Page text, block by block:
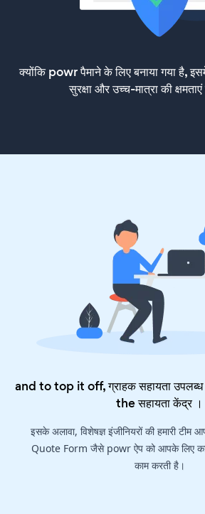
क्योंकि powr पैमाने के लिए बनाया गया है,
सुरक्षा और उच्च-मात्रा की
and to top it off, ग्राहक सहायता
theसहायता केंद्र।
इसके अलावा, विशेषज्ञ इंजीनियरों की हमारी
Quote Form जैसे powr ऐप को आपके लिए
काम करती है।